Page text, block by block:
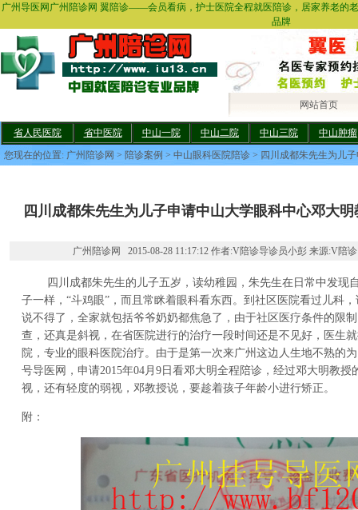
广州导医网广州陪诊网 翼陪诊——会员看病，护士医院全程就医陪诊，居家养老的
品牌
网站首页
省人民医院 省中医院 中山一院 中山二院 中山三院
中山肿瘤
您现在的位置: 广州陪诊网 > 陪诊案例 > 中山眼科医院陪诊 > 四川成都朱先生为儿
四川成都朱先生为儿子申请中山大学眼科中心邓大
广州陪诊网 2015-08-28 11:17:12 作者:V陪诊导诊员小彭 来源:V陪
四川成都朱先生的儿子五岁，读幼稚园，朱先生在日常中发现
子一样，“斗鸡眼”，而且常眯着眼科看东西。到社区医院看过儿科
说不得了，全家就包括爷爷奶奶都焦急了，由于社区医疗条件的限
查，还真是斜视，在省医院进行的治疗一段时间还是不见好，医生
院，专业的眼科医院治疗。由于是第一次来广州这边人生地不熟的
号导医网，申请2015年04月9日看邓大明全程陪诊，经过邓大明教授
视，还有轻度的弱视，邓教授说，要趁着孩子年龄小进行矫正。
附：